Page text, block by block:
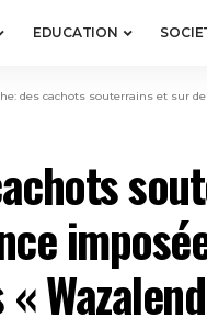
EDUCATION
des cachots souterrains et sur